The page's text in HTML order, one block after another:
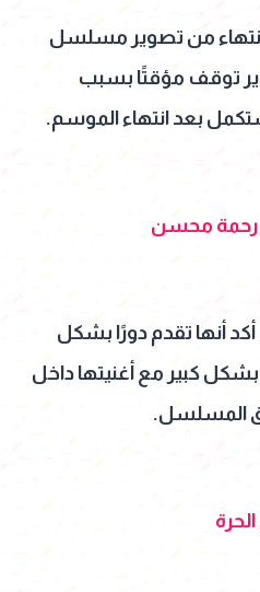
من تصوير مسلسل
توقف مؤقتًا بسبب
بعد انتهاء الموسم.
رحمة محسن
أنها تقدم دورًا بشكل
كبير مع أغنيتها داخل
المسلسل.